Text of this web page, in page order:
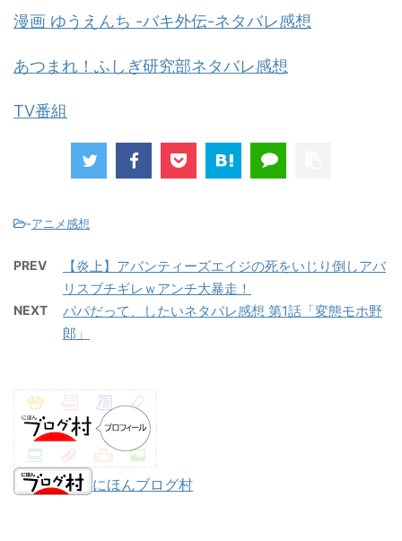
漫画 ゆうえんち -バキ外伝-ネタバレ感想
あつまれ！ふしぎ研究部ネタバレ感想
TV番組
-アニメ感想
PREV
【炎上】アバンティーズエイジの死をいじり倒しアバ
リスブチギレｗアンチ大暴走！
NEXT
パパだって、したいネタバレ感想 第1話「変態モホ野
郎」
にほんブログ村